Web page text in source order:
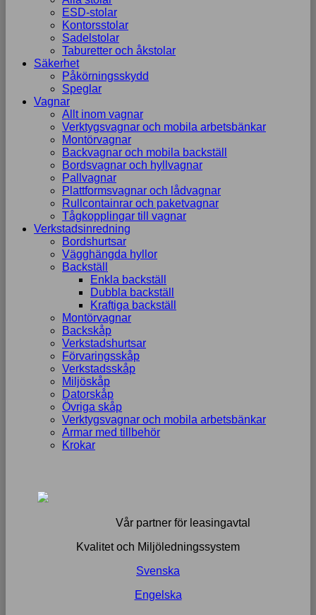
ESD-stolar
Kontorsstolar
Sadelstolar
Taburetter och åkstolar
Säkerhet
Påkörningsskydd
Speglar
Vagnar
Allt inom vagnar
Verktygsvagnar och mobila arbetsbänkar
Montörvagnar
Backvagnar och mobila backställ
Bordsvagnar och hyllvagnar
Pallvagnar
Plattformsvagnar och lådvagnar
Rullcontainrar och paketvagnar
Tågkopplingar till vagnar
Verkstadsinredning
Bordshurtsar
Vägghängda hyllor
Backställ
Enkla backställ
Dubbla backställ
Kraftiga backställ
Montörvagnar
Backskåp
Verkstadshurtsar
Förvaringsskåp
Verkstadsskåp
Miljöskåp
Datorskåp
Övriga skåp
Verktygsvagnar och mobila arbetsbänkar
Armar med tillbehör
Krokar
Vår partner för leasingavtal
Kvalitet och Miljöledningssystem
Svenska
Engelska